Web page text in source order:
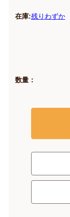
在庫:残りわずか
数量：